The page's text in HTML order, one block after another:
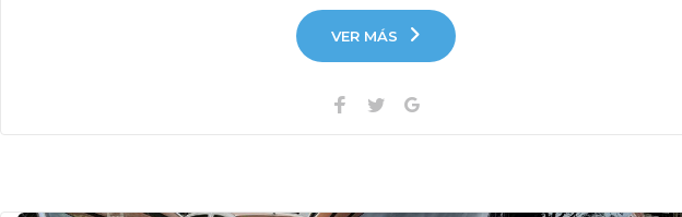
VER MÁS
Facebook
TwitterGoogle+